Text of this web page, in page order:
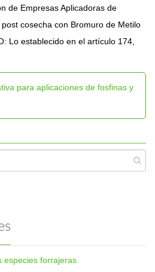
de Empresas Aplicadoras de
cosecha con Bromuro de Metilo
Lo establecido en el artículo 174,
para aplicaciones de fosfinas y
especies forrajeras